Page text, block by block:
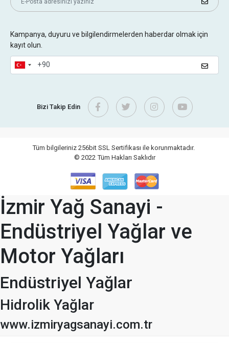
Kampanya, duyuru ve bilgilendirmelerden haberdar olmak için
kayıt olun.
Bizi Takip Edin
Tüm bilgileriniz 256bit SSL Sertifikası ile korunmaktadır.
© 2022 Tüm Hakları Saklıdır
İzmir Yağ Sanayi -
Endüstriyel Yağlar ve
Motor Yağları
Endüstriyel Yağlar
Hidrolik Yağlar
www.izmiryagsanayi.com.tr